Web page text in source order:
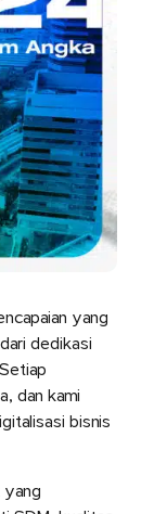
yang
dedikasi
dan kami
bisnis
yang